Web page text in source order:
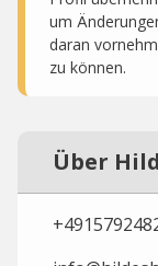
um
daran
zu können.
Über